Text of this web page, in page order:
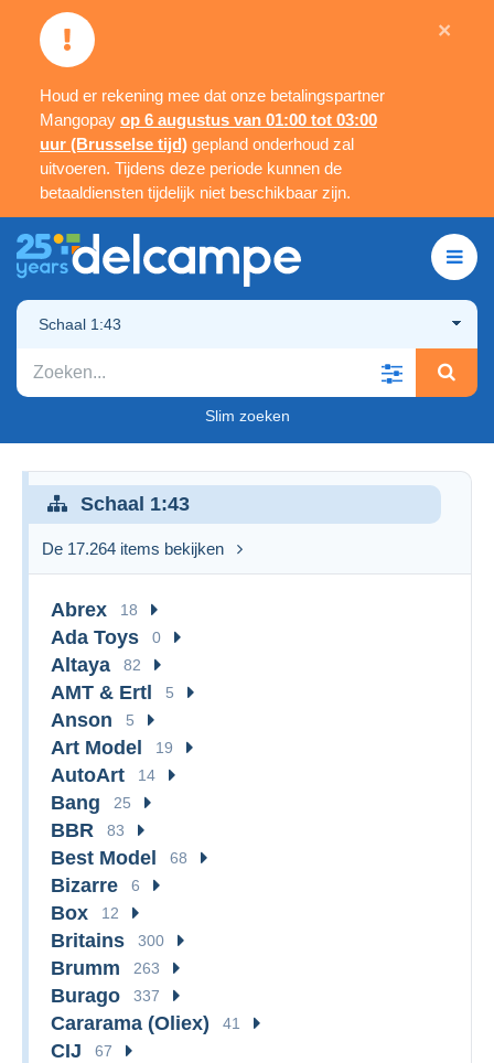
Houd er rekening mee dat onze betalingspartner
Mangopay op 6 augustus van 01:00 tot 03:00
uur (Brusselse tijd) gepland onderhoud zal
uitvoeren. Tijdens deze periode kunnen de
betaaldiensten tijdelijk niet beschikbaar zijn.
×
Schaal 1:43
Slim zoeken
Schaal 1:43
De 17.264 items bekijken
Abrex 18
Ada Toys 0
Altaya 82
AMT & Ertl 5
Anson 5
Art Model 19
AutoArt 14
Bang 25
BBR 83
Best Model 68
Bizarre 6
Box 12
Britains 300
Brumm 263
Burago 337
Cararama (Oliex) 41
CIJ 67